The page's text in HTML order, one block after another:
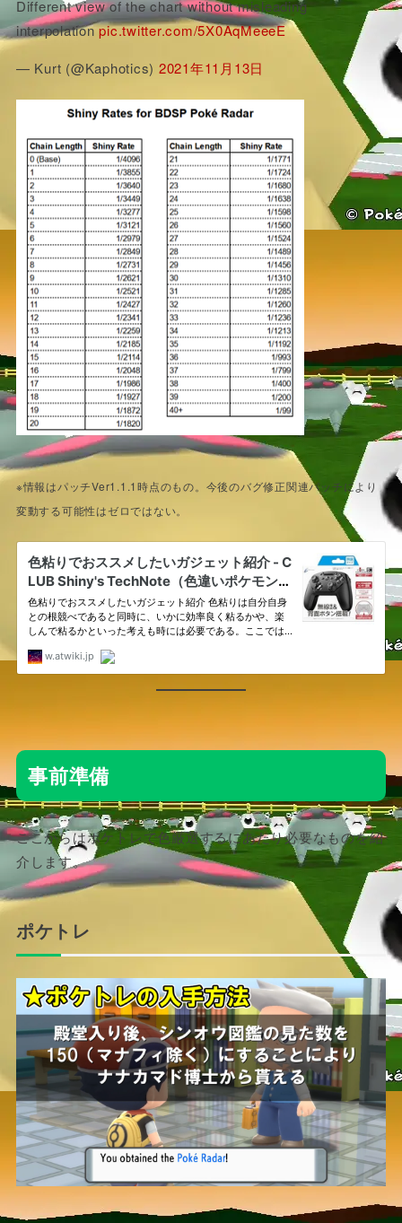
Different view of the chart without misleading
interpolationpic.twitter.com/5X0AqMeeeE
— Kurt (@Kaphotics) 2021年11月13日
※情報はパッチVer1.1.1時点のもの。今後のバグ修正関連パッチにより
変動する可能性はゼロではない。
事前準備
ここからはポケトレで色厳選するにあたり必要なものを紹
介します。
ポケトレ